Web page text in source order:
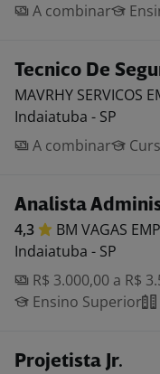
A combinar
Tecnico De
MAVRHY SERVICOS
Indaiatuba - SP
A combinar
Analista
4,3 BM VAGAS
Indaiatuba - SP
R$ 3.000,00 a R$
Ensino Superior
Projetista Jr.